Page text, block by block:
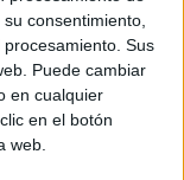
consentimiento,
Sus
Puede cambiar
en cualquier
en el botón
web.
Vellas se
dirigió su
sus spots más
mismo año,
Director”.